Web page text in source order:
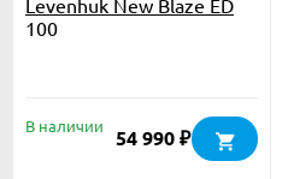
100
В наличии 54 990 ₽